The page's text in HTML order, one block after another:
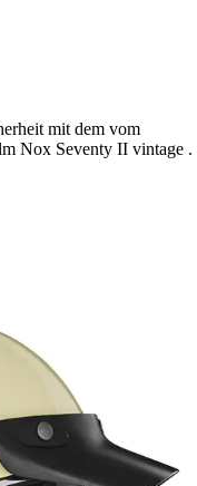
mit dem vom
Nox Seventy II vintage .